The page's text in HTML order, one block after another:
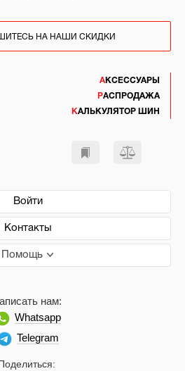
АКСЕССУАРЫ
РАСПРОДАЖА
КАЛЬКУЛЯТОР ШИН
Войти
Контакты
Помощь
нам:
Whatsapp
Telegram
НА НАШИ СКИДКИ